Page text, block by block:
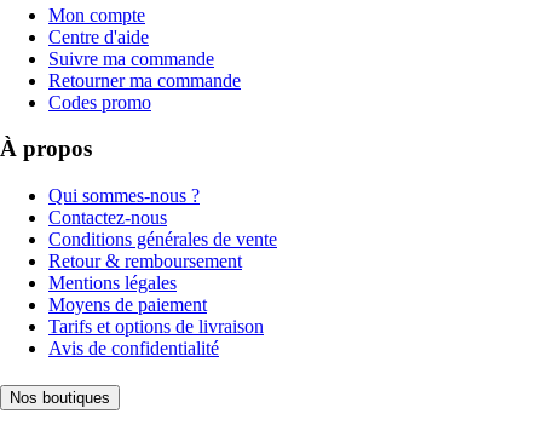
Mon compte
Centre d'aide
Suivre ma commande
Retourner ma commande
Codes promo
À propos
Qui sommes-nous ?
Contactez-nous
Conditions générales de vente
Retour & remboursement
Mentions légales
Moyens de paiement
Tarifs et options de livraison
Avis de confidentialité
Nos boutiques